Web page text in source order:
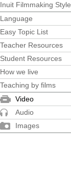
Inuit Filmmaking Style
Language
Easy Topic List
Teacher Resources
Student Resources
How we live
Teaching by films
Video
Audio
Images